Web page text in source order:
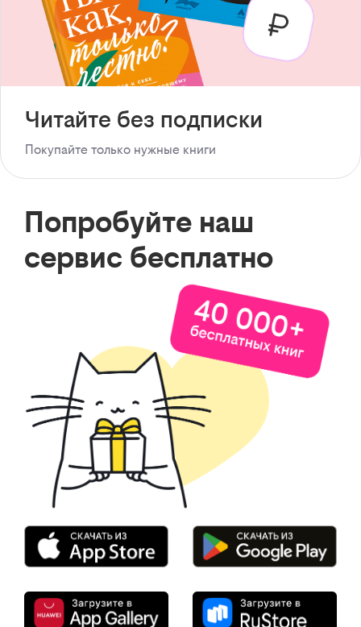
Читайте без подписки
Покупайте только нужные книги
Попробуйте наш
сервис бесплатно